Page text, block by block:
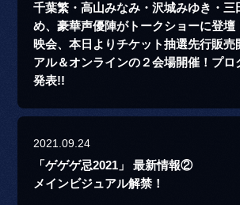
千葉繁・高山みなみ・沢城みゆき・三
め、豪華声優陣がトークショーに登壇
映会、本日よりチケット抽選先行販売
アル＆オンラインの２会場開催！プロ
発表!!
2021.09.24
「ゲゲゲ忌2021」 最新情報②
メインビジュアル解禁！